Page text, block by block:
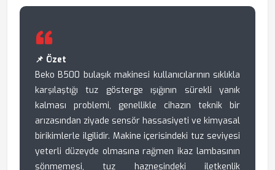
📌 Özet
Beko B500 bulaşık makinesi kullanıcılarının sıklıkla
karşılaştığı tuz gösterge ışığının sürekli yanık
kalması problemi, genellikle cihazın teknik bir
arızasından ziyade sensör hassasiyeti ve kimyasal
birikimlerle ilgilidir. Makine içerisindeki tuz seviyesi
yeterli düzeyde olmasına rağmen ikaz lambasının
sönmemesi, tuz haznesindeki iletkenlik